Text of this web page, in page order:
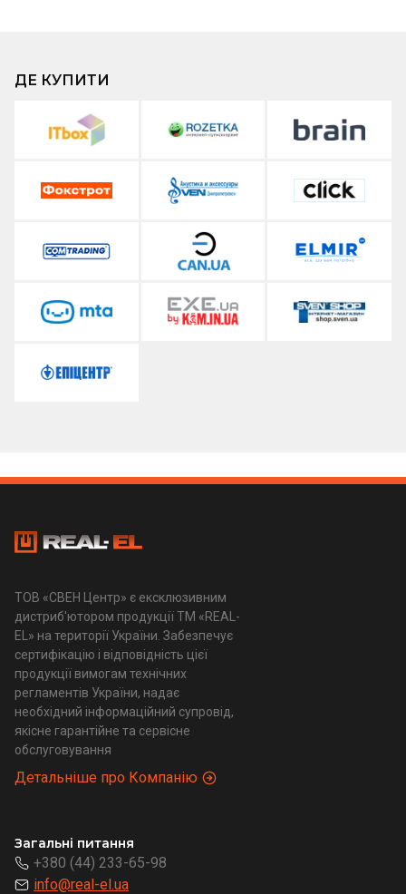
ДЕ КУПИТИ
ТОВ «СВЕН Центр» є ексклюзивним
дистриб'ютором продукції ТМ «REAL-
EL» на території України. Забезпечує
сертифікацію і відповідність цієї
продукції вимогам технічних
регламентів України, надає
необхідний інформаційний супровід,
якісне гарантійне та сервісне
обслуговування
Детальніше про Компанію
Загальні питання
+380 (44) 233-65-98
info@real-el.ua